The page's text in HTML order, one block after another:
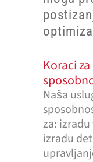
Koraci
Naša
za:
izradu